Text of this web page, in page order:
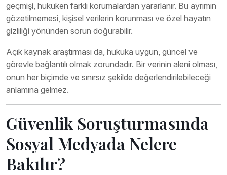
geçmişi, hukuken farklı korumalardan yararlanır. Bu ayrımın
gözetilmemesi, kişisel verilerin korunması ve özel hayatın
gizliliği yönünden sorun doğurabilir.
Açık kaynak araştırması da, hukuka uygun, güncel ve
görevle bağlantılı olmak zorundadır. Bir verinin aleni olması,
onun her biçimde ve sınırsız şekilde değerlendirilebileceği
anlamına gelmez.
Güvenlik Soruşturmasında
Sosyal Medyada Nelere
Bakılır?